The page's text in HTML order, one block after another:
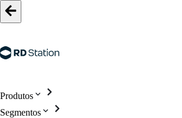
Produtos
Segmentos